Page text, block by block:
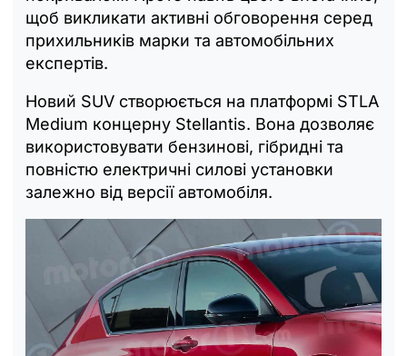
щоб викликати активні обговорення серед
прихильників марки та автомобільних
експертів.
Новий SUV створюється на платформі STLA
Medium концерну Stellantis. Вона дозволяє
використовувати бензинові, гібридні та
повністю електричні силові установки
залежно від версії автомобіля.